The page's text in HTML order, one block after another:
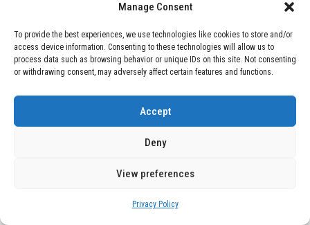
Manage Consent
To provide the best experiences, we use technologies like cookies to store and/or
access device information. Consenting to these technologies will allow us to
process data such as browsing behavior or unique IDs on this site. Not consenting
or withdrawing consent, may adversely affect certain features and functions.
Accept
Deny
View preferences
Privacy Policy
01 TECNOLOGÍA December 24, 2025
Vídeo impactante: BYD revela en
en apenas 5 minutos de carga
February 9, 2026
Motor de 800 W, rango de 45 km y
ruedas todo terreno: este scooter cuesta
adquisición impresionante